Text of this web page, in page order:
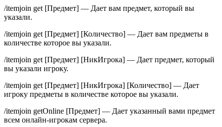
/itemjoin get [Предмет] — Дает вам предмет, который вы
указали.
/itemjoin get [Предмет] [Количество] — Дает вам предметы в
количестве которое вы указали.
/itemjoin get [Предмет] [НикИгрока] — Дает предмет, который
вы указали игроку.
/itemjoin get [Предмет] [НикИгрока] [Количество] — Дает
игроку предметы в количестве которое вы указали.
/itemjoin getOnline [Предмет] — Дает указанный вами предмет
всем онлайн-игрокам сервера.